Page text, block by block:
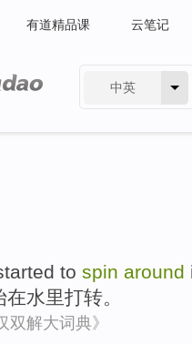
有道精品课 云笔记
中英
to spin around
在水里打转。
双解大词典》